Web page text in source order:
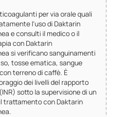
per via orale quali
l'uso di Daktarin
e consulti il medico o il
con Daktarin
si verificano sanguinamenti
tosse ematica, sangue
terreno di caffè. È
dei livelli del rapporto
sotto la supervisione di un
trattamento con Daktarin